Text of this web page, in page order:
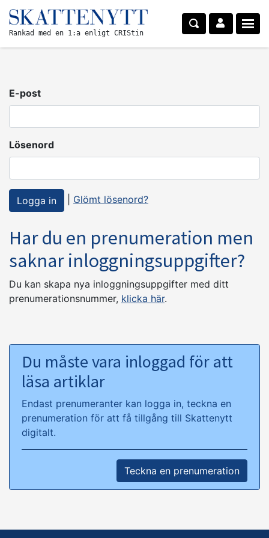
Rankad med en 1:a enligt CRIStin
E-post
Lösenord
Glömt lösenord?
Har du en prenumeration men
saknar inloggningsuppgifter?
Du kan skapa nya inloggningsuppgifter med ditt
prenumerationsnummer, klicka här.
Du måste vara inloggad för att
läsa artiklar
Endast prenumeranter kan logga in, teckna en
prenumeration för att få tillgång till Skattenytt
digitalt.
Teckna en prenumeration